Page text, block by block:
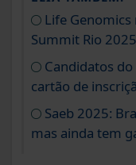
Life
Summit Rio 2025
Candidatos
cartão de
Saeb 2025:
mas ainda tem